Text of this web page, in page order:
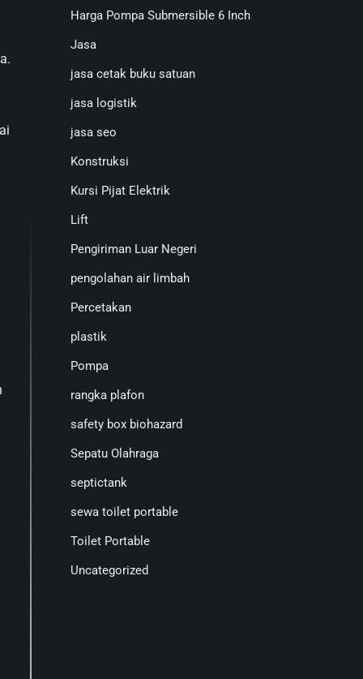
Harga Pompa Submersible 6 Inch
Jasa
jasa cetak buku satuan
jasa logistik
jasa seo
Konstruksi
Kursi Pijat Elektrik
Lift
Pengiriman Luar Negeri
pengolahan air limbah
Percetakan
plastik
Pompa
rangka plafon
safety box biohazard
Sepatu Olahraga
septictank
sewa toilet portable
Toilet Portable
Uncategorized